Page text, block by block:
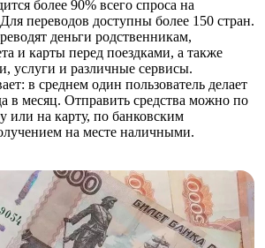
более 90% всего спроса на
переводов доступны более 150 стран.
деньги родственникам,
и карты перед поездками, а также
услуги и различные сервисы.
в среднем один пользователь делает
в месяц. Отправить средства можно по
или на карту, по банковским
на месте наличными.